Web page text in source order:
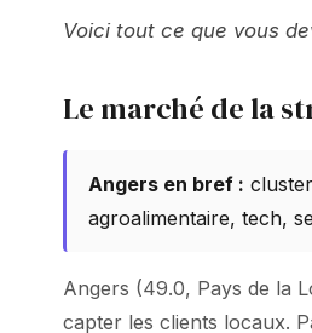
Voici tout ce que vous
Le marché de la
Angers en bref :
agroalimentaire, tech,
Angers (49.0, Pays de la
capter les clients locaux.